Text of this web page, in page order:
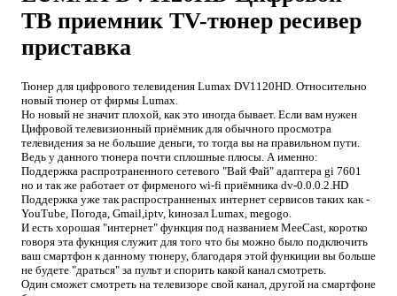
ТВ приемник TV-тюнер ресивер
приставка
Тюнер для цифрового телевидения Lumax DV1120HD. Относительно
новый тюнер от фирмы Lumax.
Но новый не значит плохой, как это иногда бывает. Если вам нужен
Цифровой телевизионный приёмник для обычного просмотра
телевидения за не большие деньги, то тогда вы на правильном пути.
Ведь у данного тюнера почти сплошные плюсы. А именно:
Поддержка распротраненного сетевого "Вай Фай" адаптера gi 7601
но и так же работает от фирменого wi-fi приёмника dv-0.0.0.2.HD
Поддержка уже так распространненых интернет сервисов таких как -
YouTube, Погода, Gmail,iptv, kинозал Lumax, megogo.
И есть хорошая "интернет" функция под названием MeeCast, коротко
говоря эта фукнция служит для того что бы можно было подключить
ваш смартфон к данному тюнеру, благодаря этой функиции вы больше
не будете "драться" за пульт и спорить какой канал смотреть.
Один сможет смотреть на телевизоре свой канал, другой на смартфоне